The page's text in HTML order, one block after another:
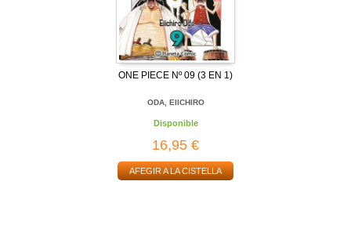
ONE PIECE Nº 09 (3 EN 1)
ODA, EIICHIRO
Disponible
16,95 €
AFEGIR A LA CISTELLA